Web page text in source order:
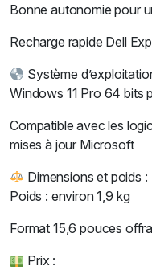
Bonne autonomie pour
Recharge rapide Dell
Système
Windows 11 Pro 64 bits
Compatible avec les
mises à jour Microsoft
Dimensions et poids :
Poids : environ 1,9 kg
Format 15,6 pouces
Prix :